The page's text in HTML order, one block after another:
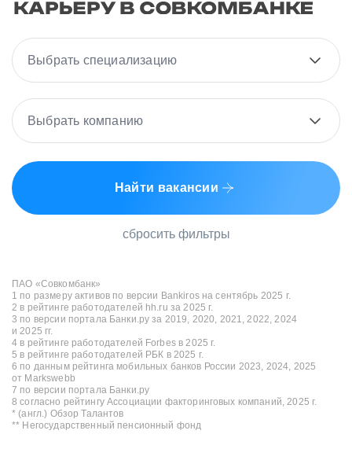
Выбрать специализацию
Выбрать компанию
Найти вакансии
сбросить фильтры
ПАО «Совкомбанк»
1 по размеру активов по версии Bankiros на сентябрь 2025 г.
2 в рейтинге работодателей hh.ru за 2025 г.
3 по версии портала Банки.ру за 2019, 2020, 2021, 2022, 2024
и 2025 гг.
4 в рейтинге работодателей Forbes в 2025 г.
5 в рейтинге работодателей РБК в 2025 г.
6 по данным рейтинга мобильных банков России 2023, 2024, 2025
от Markswebb
7 по версии портала Банки.ру
8 согласно рейтингу Ассоциации факторинговых компаний, 2025 г.
* (англ.) Обзор Талантов
** Негосударственный пенсионный фонд